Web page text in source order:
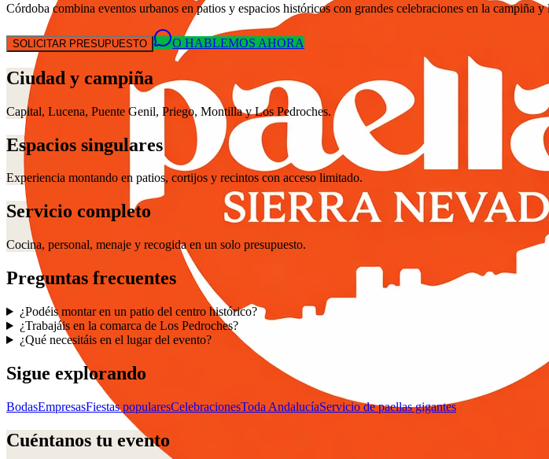
Córdoba combina eventos urbanos en patios y espacios históricos con grandes celebraciones en la campiña y
SOLICITAR PRESUPUESTO O HABLEMOS AHORA
Ciudad y campiña
Capital, Lucena, Puente Genil, Priego, Montilla y Los Pedroches.
Espacios singulares
Experiencia montando en patios, cortijos y recintos con acceso limitado.
Servicio completo
Cocina, personal, menaje y recogida en un solo presupuesto.
Preguntas frecuentes
¿Podéis montar en un patio del centro histórico?
¿Trabajáis en la comarca de Los Pedroches?
¿Qué necesitáis en el lugar del evento?
Sigue explorando
BodasEmpresasFiestas popularesCelebracionesToda AndalucíaServicio de paellas gigantes
Cuéntanos tu evento